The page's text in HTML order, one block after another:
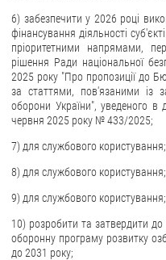
6) забезпечити у 2026 році
фінансування діяльності
пріоритетними напрямами,
рішення Ради національної
2025 року "Про пропозиції до
за статтями, пов'язаними із
оборони України", уведеного в
червня 2025 року № 433/2025;
7) для службового користування;
8) для службового користування;
9) для службового користування;
10) розробити та затвердити
оборонну програму розвитку
до 2031 року;